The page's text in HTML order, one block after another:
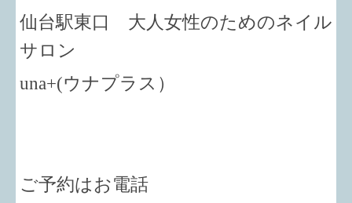
仙台駅東口 大人女性のためのネイル
サロン
una+(ウナプラス）
ご予約はお電話